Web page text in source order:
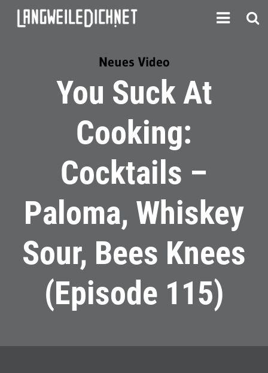
Neues Video
You Suck At
Cooking:
Cocktails –
Paloma, Whiskey
Sour, Bees Knees
(Episode 115)